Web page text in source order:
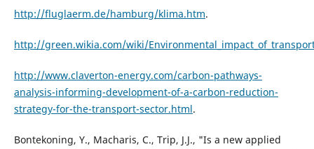
http://fluglaerm.de/hamburg/klima.htm.
http://green.wikia.com/wiki/
http://www.claverton-energy.com/carbon-pathways-
analysis-informing-development-of-a-carbon-reduction-
strategy-for-the-transport-sector.html.
Bontekoning, Y., Macharis, C., Trip, J.J., "Is a new applied